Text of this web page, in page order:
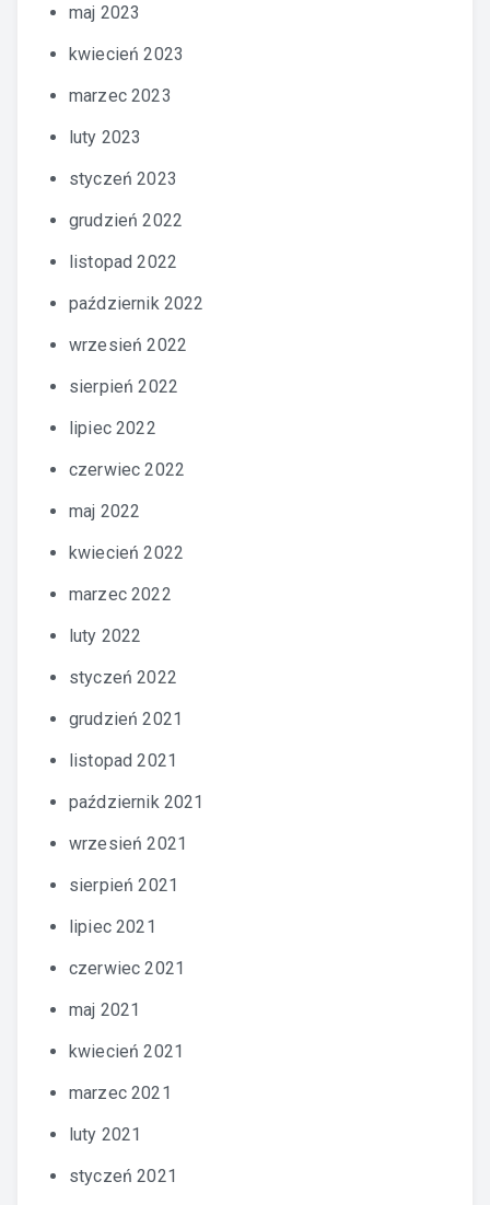
maj 2023
kwiecień 2023
marzec 2023
luty 2023
styczeń 2023
grudzień 2022
listopad 2022
październik 2022
wrzesień 2022
sierpień 2022
lipiec 2022
czerwiec 2022
maj 2022
kwiecień 2022
marzec 2022
luty 2022
styczeń 2022
grudzień 2021
listopad 2021
październik 2021
wrzesień 2021
sierpień 2021
lipiec 2021
czerwiec 2021
maj 2021
kwiecień 2021
marzec 2021
luty 2021
styczeń 2021